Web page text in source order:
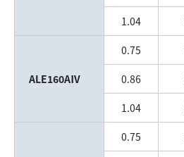
1.04
ALE160AⅣ
0.75
0.86
1.04
0.75